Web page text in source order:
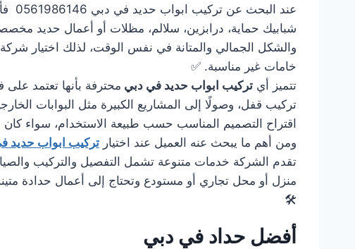
شبابيك حماية، درابزين، سلالم، مظلات أو أعمال حديد
والشكل الجمالي والمتانة في نفس الوقت، لذلك اختيار
خامات غير مناسبة. ✅
تتميز أي تركيب ابواب حديد في دبي محترفة بأنها تعتمد
تركيب قفل، وصولًا إلى المشاريع الكبيرة مثل البوابات
اقتراح التصميم المناسب حسب طبيعة الاستخدام، سواء كان
ومن أهم ما يبحث عنه العميل عند اختيار تركيب ابواب حديد
تقدم الشركة خدمات متنوعة تشمل التفصيل والتركيب
منزل أو محل تجاري أو مستودع وتحتاج إلى أعمال حدادة
🛠️
أفضل حداد في دبي